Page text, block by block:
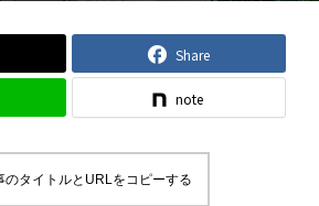
Share
note
のタイトルとURLをコピーする